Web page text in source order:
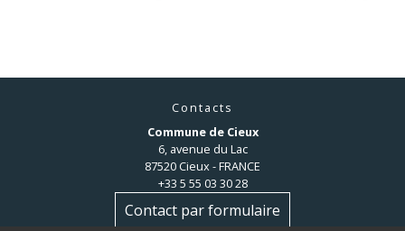
Contacts
Commune de Cieux
6, avenue du Lac
87520 Cieux - FRANCE
+33 5 55 03 30 28
Contact par formulaire